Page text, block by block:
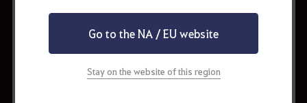
Go to the NA / EU website
Stay on the website of this region
* 게임 가이드 내용은 업데이트 및 콘텐츠 변경에 따라 실제 게임에 적용된